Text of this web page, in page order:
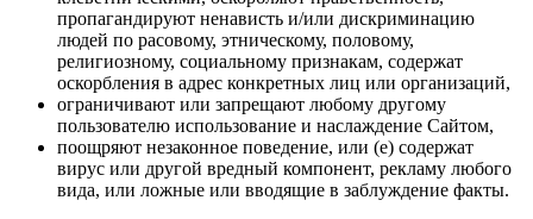
пропагандируют ненависть и/или дискриминацию
людей по расовому, этническому, половому,
религиозному, социальному признакам, содержат
оскорбления в адрес конкретных лиц или организаций,
ограничивают или запрещают любому другому
пользователю использование и наслаждение Сайтом,
поощряют незаконное поведение, или (e) содержат
вирус или другой вредный компонент, рекламу любого
вида, или ложные или вводящие в заблуждение факты.